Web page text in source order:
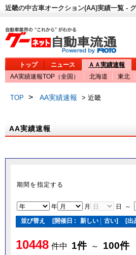
近畿の中古車オークション(AA)実績一覧 -
トップ ニュース ＡＡ実績速報
AA実績速報TOP（全国）
北海道 東北
TOP > AA実績速報 > 近畿
AA実績速報
期間を指定する
年 月 日 ～
並び替え
[開催日 : 新しい 古い] [出
10448 件中 1件 ～ 100件